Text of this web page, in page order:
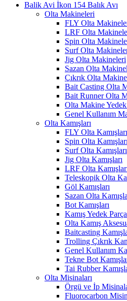
Balık Avı
Olta Makineleri
FLY Olta
LRF Olta
Spin Olta
Surf Olta
Jig Olta Makineleri
Sazan Olta
Çıkrık Olta
Bait Casting Olta
Bait Runner Olta
Olta Makine Yedek
Genel Kullanım
Olta Kamışları
FLY Olta Kamışları
Spin Olta Kamışları
Surf Olta Kamışları
Jig Olta Kamışları
LRF Olta
Teleskopik Olta
Göl Kamışları
Sazan Olta
Bot Kamışları
Kamış Yedek
Olta Kamış
Baitcasting
Trolling Çıkrık
Genel Kullanım
Tekne Bot
Tai Rubber
Olta Misinaları
Örgü ve İp
Fluorocarbon